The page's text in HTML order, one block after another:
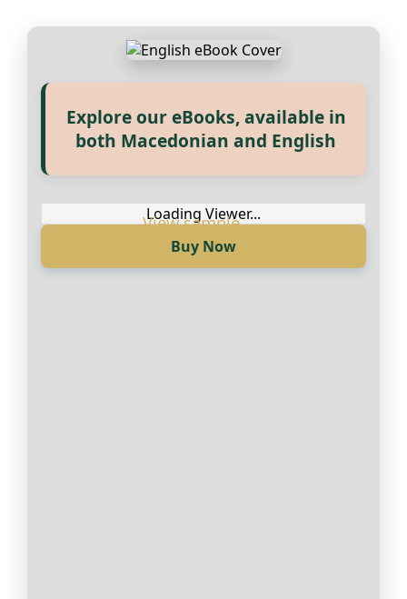
Прегледај ги нашите е‑книги,
Loading Viewer...
Explore our eBooks, available in
both Macedonian and English
Loading Viewer...
Buy Now